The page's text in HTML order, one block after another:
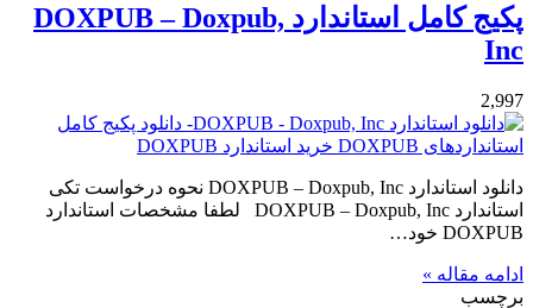
پکیج کامل استاندارد DOXPUB – Doxpub,
Inc
2,997
دانلود استاندارد DOXPUB – Doxpub, Inc نحوه درخواست تکی
استاندارد DOXPUB – Doxpub, Inc لطفا مشخصات استاندارد
DOXPUB خود…
ادامه مقاله »
برچسب